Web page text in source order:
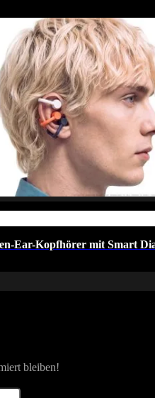
Ear-Kopfhörer mit Smart
bleiben!